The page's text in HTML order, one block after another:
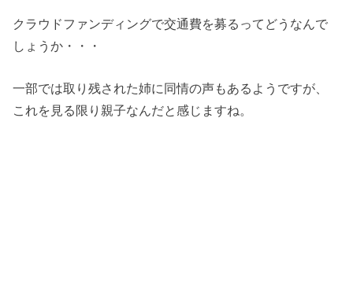
クラウドファンディングで交通費を募るってどうなんで
しょうか・・・
一部では取り残された姉に同情の声もあるようですが、
これを見る限り親子なんだと感じますね。